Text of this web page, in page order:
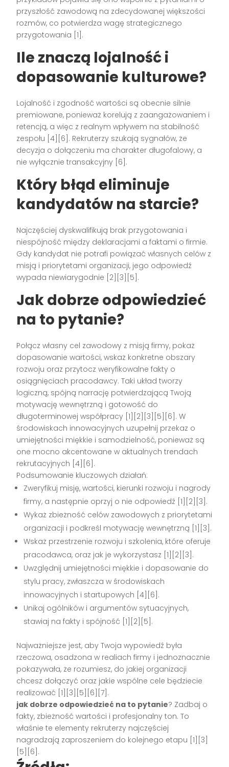
przyszłość zawodową na zdecydowanej większości
rozmów, co potwierdza wagę strategicznego
przygotowania [1].
Ile znaczą lojalność i
dopasowanie kulturowe?
Lojalność i zgodność wartości są obecnie silnie
premiowane, ponieważ korelują z zaangażowaniem i
retencją, a więc z realnym wpływem na stabilność
zespołu [4][6]. Rekruterzy szukają sygnałów, że
decyzja o dołączeniu ma charakter długofalowy, a
nie wyłącznie transakcyjny [6].
Który błąd eliminuje
kandydatów na starcie?
Najczęściej dyskwalifikują brak przygotowania i
niespójność między deklaracjami a faktami o firmie.
Gdy kandydat nie potrafi powiązać własnych celów z
misją i priorytetami organizacji, jego odpowiedź
wypada niewiarygodnie [2][3][5].
Jak dobrze odpowiedzieć
na to pytanie?
Połącz własny cel zawodowy z misją firmy, pokaż
dopasowanie wartości, wskaż konkretne obszary
rozwoju oraz przytocz weryfikowalne fakty o
osiągnięciach pracodawcy. Taki układ tworzy
logiczną, spójną narrację potwierdzającą Twoją
motywację wewnętrzną i gotowość do
długoterminowej współpracy [1][2][3][5][6]. W
środowiskach innowacyjnych uzupełnij przekaz o
umiejętności miękkie i samodzielność, ponieważ są
one mocno akcentowane w aktualnych trendach
rekrutacyjnych [4][6].
Podsumowanie kluczowych działań:
Zweryfikuj misję, wartości, kierunki rozwoju i nagrody
firmy, a następnie oprzyj o nie odpowiedź [1][2][3].
Wykaż zbieżność celów zawodowych z priorytetami
organizacji i podkreśl motywację wewnętrzną [1][3].
Wskaż przestrzenie rozwoju i szkolenia, które oferuje
pracodawca, oraz jak je wykorzystasz [1][2][3].
Uwzględnij umiejętności miękkie i dopasowanie do
stylu pracy, zwłaszcza w środowiskach
innowacyjnych i startupowych [4][6].
Unikaj ogólników i argumentów sytuacyjnych,
stawiaj na fakty i spójność [1][2][5].
Najważniejsze jest, aby Twoja wypowiedź była
rzeczowa, osadzona w realiach firmy i jednoznacznie
pokazywała, że rozumiesz, do jakiej organizacji
chcesz dołączyć oraz jakie wspólne cele będziecie
realizować [1][3][5][6][7].
jak dobrze odpowiedzieć na to pytanie? Zadbaj o
fakty, zbieżność wartości i profesjonalny ton. To
właśnie te elementy rekruterzy najczęściej
nagradzają zaproszeniem do kolejnego etapu [1][3]
[5][6].